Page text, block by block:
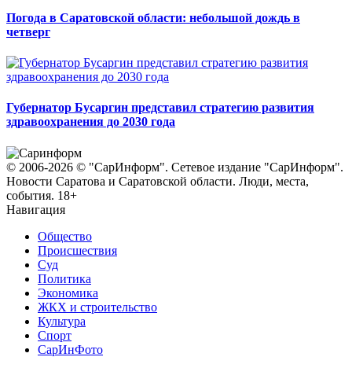
Погода в Саратовской области: небольшой дождь в
четверг
Губернатор Бусаргин представил стратегию развития
здравоохранения до 2030 года
© 2006-2026 © "СарИнформ". Сетевое издание "СарИнформ".
Новости Саратова и Саратовской области. Люди, места,
события. 18+
Навигация
Общество
Происшествия
Суд
Политика
Экономика
ЖКХ и строительство
Культура
Спорт
СарИнФото